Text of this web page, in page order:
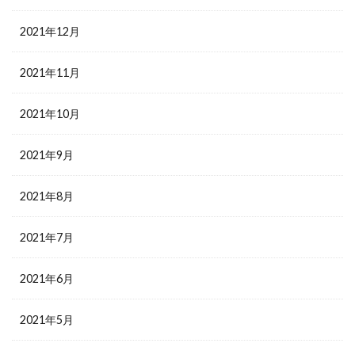
2021年12月
2021年11月
2021年10月
2021年9月
2021年8月
2021年7月
2021年6月
2021年5月